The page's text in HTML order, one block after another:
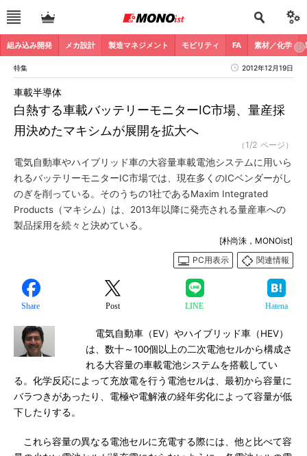
組み込み開発 メカ設計 製造マネジメント モビリティ FA 素材／化学
特集 2012年12月19日
白熱する車載バッテリーモニターIC市場、量産採
用決めたマキシムが展開を拡大へ
車載半導体
（1/2 ページ）
電気自動車やハイブリッド車の大容量車載電池システムに用いら
れるバッテリーモニターIC市場では、現在多くのICベンダーがし
のぎを削っている。そのうちの1社であるMaxim Integrated
Products（マキシム）は、2013年以降に発売される量産車への
製品採用を続々と決めている。
[朴尚洙，MONOist]
PC用表示
関連情報
Share Post LINE Hatena
電気自動車（EV）やハイブリッド車（HEV）
は、数十～100個以上の二次電池セルから構成さ
れる大容量の車載電池システムを搭載してい
る。化学反応によって充放電を行う電池セルは、最初から容量に
バラつきがあったり、電極や電解液の経年劣化によって容量が低
下したりする。
これら容量の異なる電池セルに充電する際には、他と比べて容